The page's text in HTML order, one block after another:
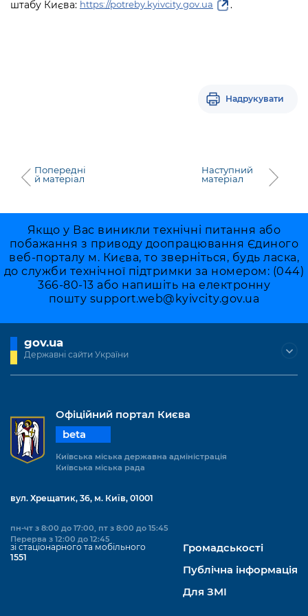
Підприємства, установи, організації
Міський застосунок Київ Цифровий
Уряд» – місцевий рівень»
Про відкриті дані
штабу Києва: https://potreby.kyivcity.gov.ua .
Надрукувати
Попередні
й матеріал
Наступний
матеріал
Якщо у Вас виникли технічні питання або
побажання з приводу доопрацювання Єдиного
веб-порталу м. Києва, то зверніться, будь ласка,
до служби технічної підтримки за номером: (044)
366-80-13 або напишіть на електронну
пошту support.web@kyivcity.gov.ua
gov.ua
Державні сайти України
Офіційний портал Києва
beta
Київська міська державна адміністрація
Київська міська рада
вул. Хрещатик, 36, м. Київ, 01001
пн-чт з 8:00 до 17:00, пт з 8:00 до 15:45
Перерва з 12:00 до 12:45
зі стаціонарного та мобільного
1551
Громадськості
Публічна інформація
Для ЗМІ